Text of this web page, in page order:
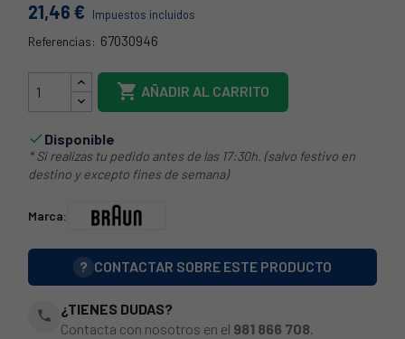
21,46 € Impuestos incluidos
Referencias: 67030946
49QY833
 AÑADIR AL CARRITO
Disponible
* Si realizas tu pedido antes de las 17:30h. (salvo festivo en
destino y excepto fines de semana)
Marca:
? CONTACTAR SOBRE ESTE PRODUCTO
phone
¿TIENES DUDAS?
Contacta con nosotros en el 981 866 708.